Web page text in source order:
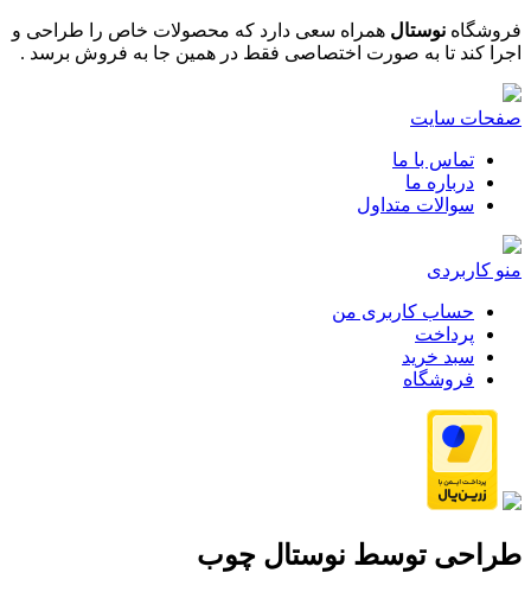
فروشگاه نوستال همراه سعی دارد که محصولات خاص را طراحی و
اجرا کند تا به صورت اختصاصی فقط در همین جا به فروش برسد .
صفحات سایت
تماس با ما
درباره ما
سوالات متداول
منو کاربردی
حساب کاربری من
پرداخت
سبد خرید
فروشگاه
طراحی توسط نوستال چوب